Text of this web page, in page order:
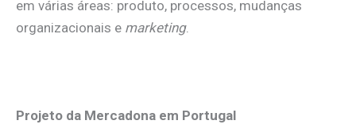
em várias áreas: produto, processos, mudanças
organizacionais e marketing.
Projeto da Mercadona em Portugal